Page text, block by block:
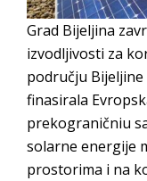
Grad Bijeljina
izvodljivosti za
području
finasirala
prekograničniu
solarne energije
prostorima i na